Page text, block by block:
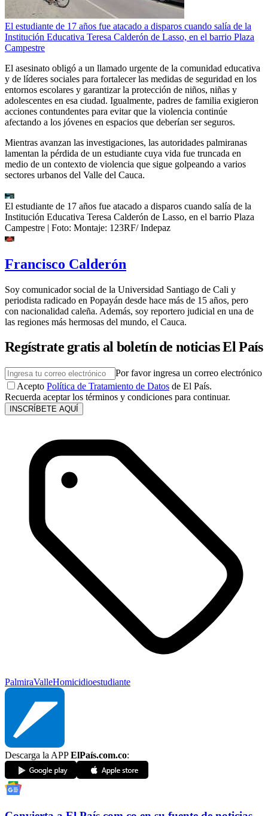
El estudiante de 17 años fue atacado a disparos cuando salía de la
Institución Educativa Teresa Calderón de Lasso, en el barrio Plaza
Campestre
El asesinato obligó a un llamado urgente de la comunidad educativa
y de líderes sociales para fortalecer las medidas de seguridad en los
entornos escolares y garantizar la protección de niños, niñas y
adolescentes en esa ciudad. Igualmente, padres de familia exigieron
acciones contundentes para evitar que la violencia continúe
afectando a los jóvenes en espacios que deberían ser seguros.
Mientras avanzan las investigaciones, las autoridades palmiranas
lamentan la pérdida de un estudiante cuya vida fue truncada en
medio de un contexto de violencia que sigue golpeando a varios
sectores urbanos del Valle del Cauca.
El estudiante de 17 años fue atacado a disparos cuando salía de la
Institución Educativa Teresa Calderón de Lasso, en el barrio Plaza
Campestre | Foto: Montaje: 123RF/ Indepaz
Francisco Calderón
Soy comunicador social de la Universidad Santiago de Cali y
periodista radicado en Popayán desde hace más de 15 años, pero
con nacionalidad caleña. Además, soy reportero judicial en una de
las regiones más hermosas del mundo, el Cauca.
Regístrate gratis al boletín de noticias El País
Por favor ingresa un correo electrónico
Acepto Política de Tratamiento de Datos de El País.
Recuerda aceptar los términos y condiciones para continuar.
INSCRÍBETE AQUÍ
PalmiraValleHomicidioestudiante
Descarga la APPElPaís.com.co: